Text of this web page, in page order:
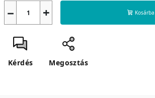
+
− Kosárba
Kérdés Megosztás